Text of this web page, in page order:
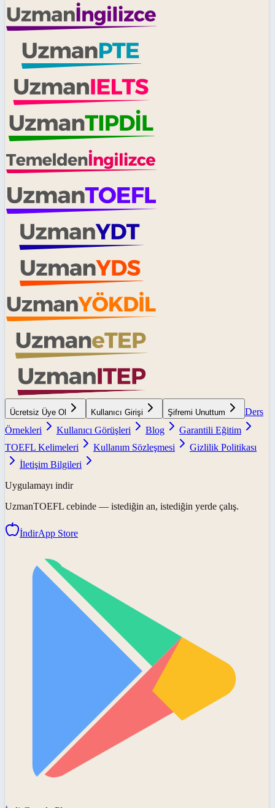
Ücretsiz Üye Ol Kullanıcı Girişi Şifremi Unuttum
Ders
Örnekleri
Kullanıcı Görüşleri Blog
Garantili Eğitim
TOEFL Kelimeleri
Kullanım Sözleşmesi
Gizlilik Politikası
İletişim Bilgileri
Uygulamayı indir
UzmanTOEFL cebinde — istediğin an, istediğin yerde çalış.
İndirApp Store